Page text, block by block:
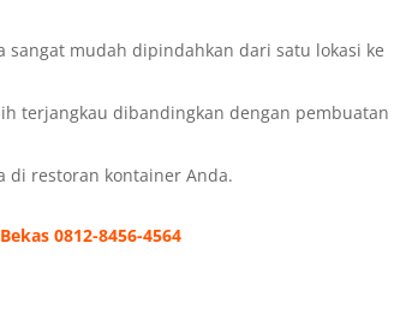
mudah dipindahkan dari satu lokasi ke
terjangkau dibandingkan dengan pembuatan
di restoran kontainer Anda.
0812-8456-4564